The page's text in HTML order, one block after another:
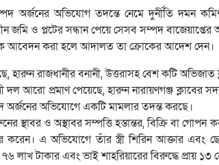
অর্জনের অভিযোগ তদন্তে নেমে দুর্নীতি দমন
জমি ও প্লটের সন্ধান পেয়ে সেসব সম্পদ
আবেদন করা হলে আদালত তা ক্রোকের আদেশ দেন।
হারুন রাজধানীর বনানী, উত্তরাসহ বেশ কটি
আরো প্রমাণ পেয়েছে, হারুন নারায়ণগঞ্জ ক্লাবের
অভিযোগে একটি মামলার তদন্ত করছে।
স্থাবর ও অস্থাবর সম্পত্তি হস্তান্তর, বিক্রি বা
এ অভিযোগে তাঁর স্ত্রী শিরিন আক্তার এবং
লাখ টাকার এবং ভাই শাহরিয়ারের বিরুদ্ধে প্রায়